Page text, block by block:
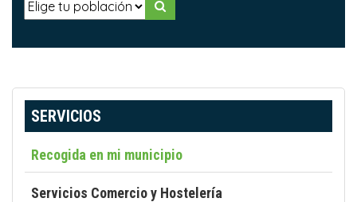
SERVICIOS
Recogida en mi municipio
Servicios Comercio y Hostelería